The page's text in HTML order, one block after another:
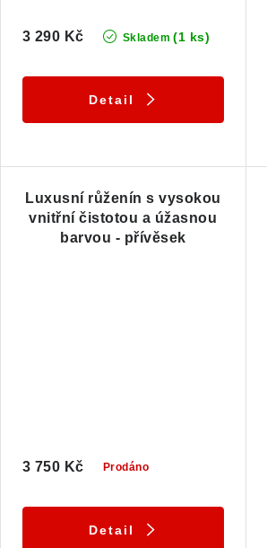
Skladem (1 ks)
3 290 Kč
Detail
Luxusní růženín s vysokou
vnitřní čistotou a úžasnou
barvou - přívěsek
Prodáno
3 750 Kč
Detail